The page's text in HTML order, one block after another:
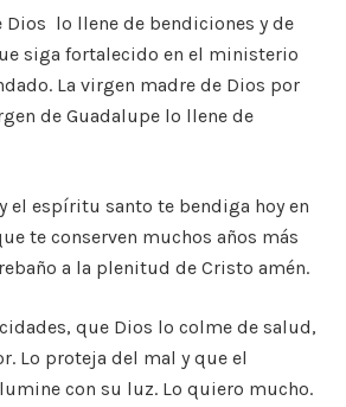
Dios lo llene de bendiciones y de
siga fortalecido en el ministerio
La virgen madre de Dios por
de Guadalupe lo llene de
el espíritu santo te bendiga hoy en
te conserven muchos años más
a la plenitud de Cristo amén.
que Dios lo colme de salud,
Lo proteja del mal y que el
con su luz. Lo quiero mucho.